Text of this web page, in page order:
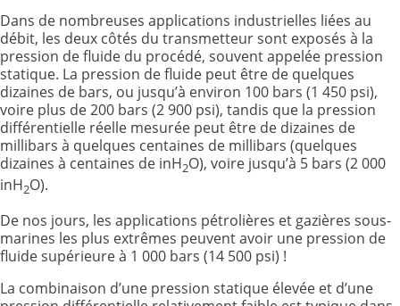
Dans de nombreuses applications industrielles liées au
débit, les deux côtés du transmetteur sont exposés à la
pression de fluide du procédé, souvent appelée pression
statique. La pression de fluide peut être de quelques
dizaines de bars, ou jusqu’à environ 100 bars (1 450 psi),
voire plus de 200 bars (2 900 psi), tandis que la pression
différentielle réelle mesurée peut être de dizaines de
millibars à quelques centaines de millibars (quelques
dizaines à centaines de inH2O), voire jusqu’à 5 bars (2 000
inH2O).
De nos jours, les applications pétrolières et gazières sous-
marines les plus extrêmes peuvent avoir une pression de
fluide supérieure à 1 000 bars (14 500 psi) !
La combinaison d’une pression statique élevée et d’une